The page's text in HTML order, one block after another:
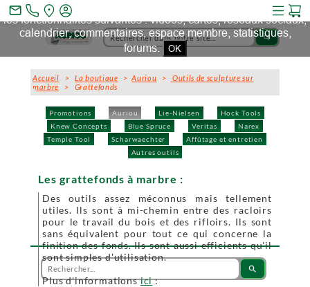
search
Promotions Auriou Lie-Nielsen
Hock Tools
Knew Concepts
Blue Spruce Veritas
Narex
Temple Tool
Scharwaechter
Affûtage et entretien
Autres outils
Accueil >La boutique >Auriou >
Outils de sculpture sur
marbre > Grattefonds
Les grattefonds à marbre :
Des outils assez méconnus mais tellement
utiles. Ils sont à mi-chemin entre des racloirs
pour le travail du bois et des rifloirs. Ils sont
sans équivalent pour tout ce qui concerne la
finition des fonds. Ils sont aussi efficients qu'il
sont simples d'utilisation.
Plus d'informationsici:
search
mail_outline
Ce site et des sites tiers qu'il utilise collectent des cookies pour
les fonctionnalités suivantes : vidéos, cartes, réseaux sociaux,
calendrier, commentaires, espace membre, statistiques,
forums. OK